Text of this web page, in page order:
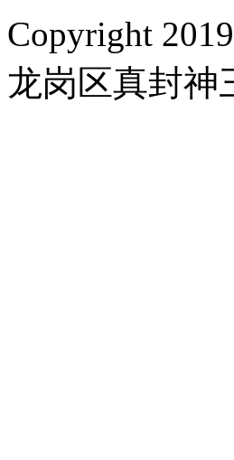
Copyright
龙岗区真封神